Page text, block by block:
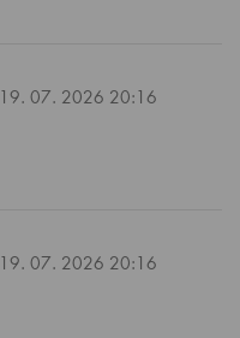
19. 07. 2026 20:16
19. 07. 2026 20:16